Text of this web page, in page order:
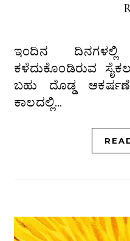
ಇಂದಿನ ದಿನಗಳಲ್ಲಿ ತನ್ನ ಆಕರ್ಷಣೆಯನ್ನು
ಕಳೆದುಕೊಂಡಿರುವ
ಬಹು ದೊಡ್ಡ
ಕಾಲದಲ್ಲಿ…